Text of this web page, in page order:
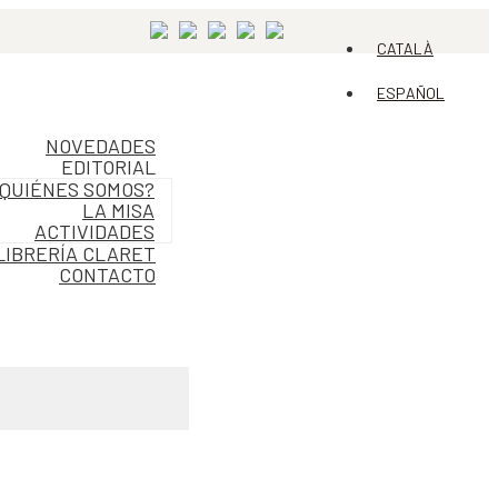
CATALÀ
ESPAÑOL
NOVEDADES
EDITORIAL
SOMOS?
LA MISA
ACTIVIDADES
CLARET
CONTACTO